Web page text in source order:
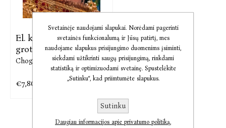
El. knyga Už auksinių
grotų. Aš
Choga Regina Egbeme
€7,86
Svetainėje naudojami slapukai. Norėdami pagerinti
svetainės funkcionalumą ir Jūsų patirtį, mes
naudojame slapukus prisijungimo duomenims įsiminti,
siekdami užtikrinti saugų prisijungimą, rinkdami
statistiką ir optimizuodami svetainę. Spustelėkite
„Sutinku“, kad priimtumėte slapukus.
Sutinku
Daugiau informacijos apie privatumo politiką.